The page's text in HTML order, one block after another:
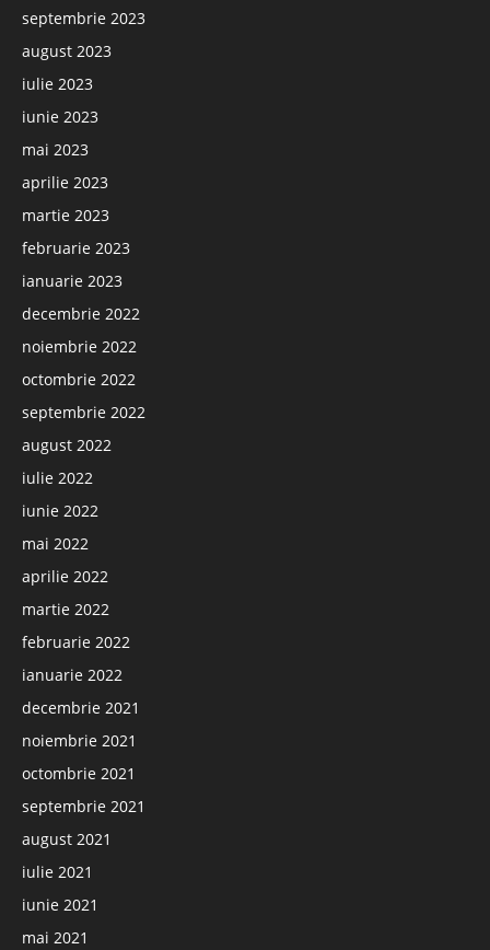
septembrie 2023
august 2023
iulie 2023
iunie 2023
mai 2023
aprilie 2023
martie 2023
februarie 2023
ianuarie 2023
decembrie 2022
noiembrie 2022
octombrie 2022
septembrie 2022
august 2022
iulie 2022
iunie 2022
mai 2022
aprilie 2022
martie 2022
februarie 2022
ianuarie 2022
decembrie 2021
noiembrie 2021
octombrie 2021
septembrie 2021
august 2021
iulie 2021
iunie 2021
mai 2021